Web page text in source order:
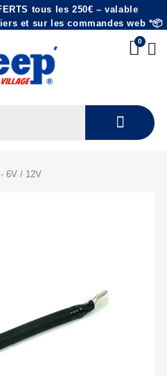
tous les 250€ – valable
et sur les commandes web *📦
6V / 12V